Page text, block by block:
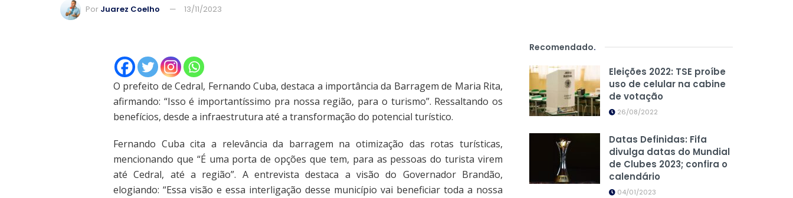
Por Juarez Coelho 13/11/2023
O prefeito de Cedral, Fernando Cuba, destaca a importância da Barragem de Maria Rita,
afirmando: “Isso é importantíssimo pra nossa região, para o turismo”. Ressaltando os
benefícios, desde a infraestrutura até a transformação do potencial turístico.
Fernando Cuba cita a relevância da barragem na otimização das rotas turísticas,
mencionando que “É uma porta de opções que tem, para as pessoas do turista virem
até Cedral, até a região”. A entrevista destaca a visão do Governador Brandão,
elogiando: “Essa visão e essa interligação desse município vai beneficiar toda a nossa
Recomendado.
Eleições 2022: TSE proíbe
uso de celular na cabine
de votação
26/08/2022
Datas Definidas: Fifa
divulga datas do Mundial
de Clubes 2023; confira o
calendário
04/01/2023